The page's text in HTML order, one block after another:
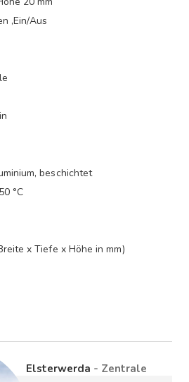
,Ein/Aus
beschichtet
°C
x Tiefe x Höhe in mm)
Elsterwerda - Zentrale